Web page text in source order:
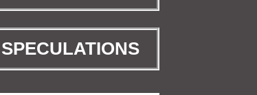
SPECULATIONS